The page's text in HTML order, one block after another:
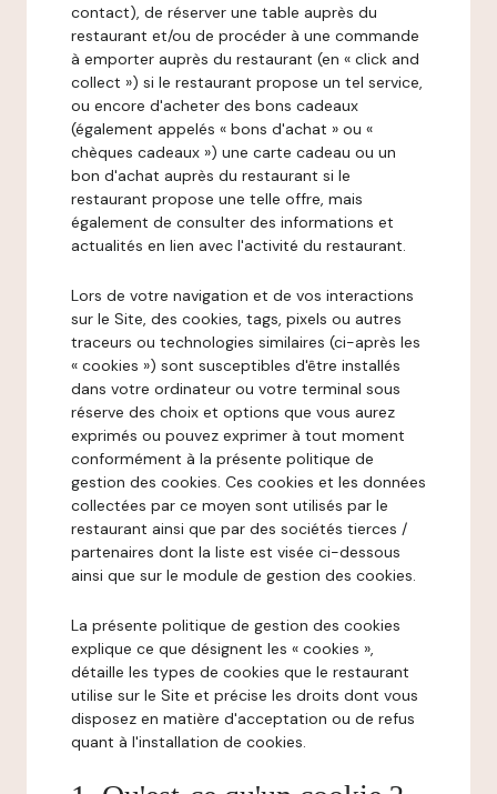
contact), de réserver une table auprès du
restaurant et/ou de procéder à une commande
à emporter auprès du restaurant (en « click and
collect ») si le restaurant propose un tel service,
ou encore d'acheter des bons cadeaux
(également appelés « bons d'achat » ou «
chèques cadeaux ») une carte cadeau ou un
bon d'achat auprès du restaurant si le
restaurant propose une telle offre, mais
également de consulter des informations et
actualités en lien avec l'activité du restaurant.
Lors de votre navigation et de vos interactions
sur le Site, des cookies, tags, pixels ou autres
traceurs ou technologies similaires (ci-après les
« cookies ») sont susceptibles d'être installés
dans votre ordinateur ou votre terminal sous
réserve des choix et options que vous aurez
exprimés ou pouvez exprimer à tout moment
conformément à la présente politique de
gestion des cookies. Ces cookies et les données
collectées par ce moyen sont utilisés par le
restaurant ainsi que par des sociétés tierces /
partenaires dont la liste est visée ci-dessous
ainsi que sur le module de gestion des cookies.
La présente politique de gestion des cookies
explique ce que désignent les « cookies »,
détaille les types de cookies que le restaurant
utilise sur le Site et précise les droits dont vous
disposez en matière d'acceptation ou de refus
quant à l'installation de cookies.